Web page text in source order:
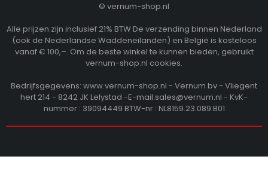
© vernum-shop.nl
Alle prijzen zijn inclusief 21% BTW De verzending binnen Nederland
(ook de Nederlandse Waddeneilanden) en België is kosteloos
vanaf € 100,–. Om de beste winkel te kunnen bieden, gebruikt
vernum-shop.nl cookies.
Bedrijfsgegevens: www.vernum-shop.nl - Vernum bv - Vliegent
hert 214 - 8242 JK Lelystad -E-mail:sales@vernum.nl - KvK-
nummer : 39094449 BTW-nr : NL8159.23.089.B01